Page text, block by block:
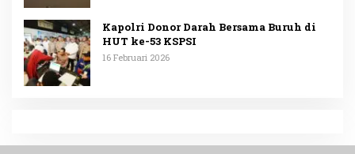
Kapolri Donor Darah Bersama Buruh di
HUT ke-53 KSPSI
16 Februari 2026